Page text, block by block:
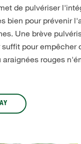
de pulvériser
bien pour prévenir
Une brève
pour empêcher
rouges